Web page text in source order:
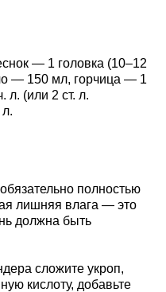
— 1 головка (10–12
— 150 мл, горчица — 1
л. (или 2 ст. л.
полностью
лишняя влага — это
должна быть
сложите укроп,
кислоту, добавьте